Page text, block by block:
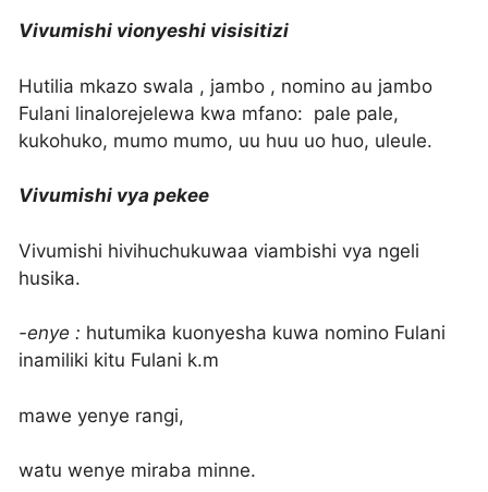
Vivumishi vionyeshi visisitizi
Hutilia mkazo swala , jambo , nomino au jambo
Fulani linalorejelewa kwa mfano: pale pale,
kukohuko, mumo mumo, uu huu uo huo, uleule.
Vivumishi vya pekee
Vivumishi hivihuchukuwaa viambishi vya ngeli
husika.
-enye : hutumika kuonyesha kuwa nomino Fulani
inamiliki kitu Fulani k.m
mawe yenye rangi,
watu wenye miraba minne.